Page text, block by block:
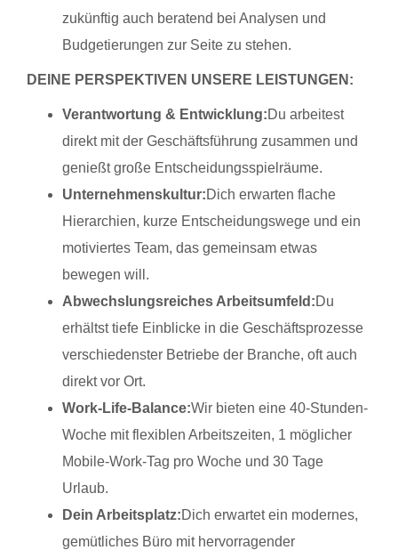
zukünftig auch beratend bei Analysen und
Budgetierungen zur Seite zu stehen.
DEINE PERSPEKTIVEN UNSERE LEISTUNGEN:
Verantwortung & Entwicklung:Du arbeitest
direkt mit der Geschäftsführung zusammen und
genießt große Entscheidungsspielräume.
Unternehmenskultur:Dich erwarten flache
Hierarchien, kurze Entscheidungswege und ein
motiviertes Team, das gemeinsam etwas
bewegen will.
Abwechslungsreiches Arbeitsumfeld:Du
erhältst tiefe Einblicke in die Geschäftsprozesse
verschiedenster Betriebe der Branche, oft auch
direkt vor Ort.
Work-Life-Balance:Wir bieten eine 40-Stunden-
Woche mit flexiblen Arbeitszeiten, 1 möglicher
Mobile-Work-Tag pro Woche und 30 Tage
Urlaub.
Dein Arbeitsplatz:Dich erwartet ein modernes,
gemütliches Büro mit hervorragender